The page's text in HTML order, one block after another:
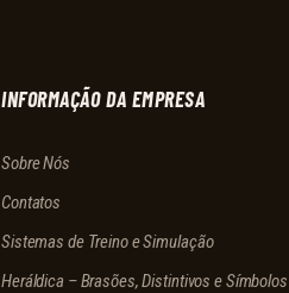
INFORMAÇÃO DA EMPRESA
Sobre Nós
Contatos
Sistemas de Treino e Simulação
Heráldica – Brasões, Distintivos e Símbolos